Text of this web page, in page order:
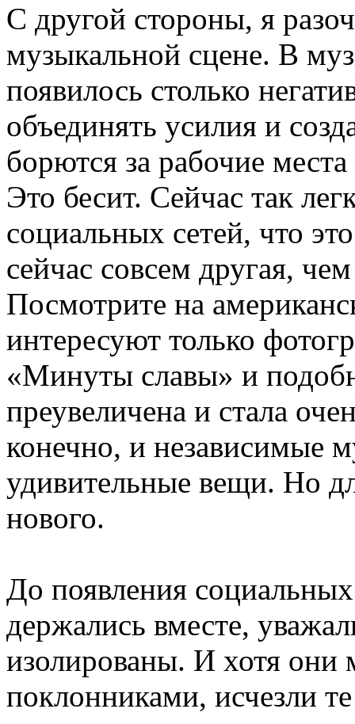
С другой стороны, я
музыкальной сцене. В
появилось столько
объединять усилия и
борются за рабочие
Это бесит. Сейчас так
социальных сетей, что
сейчас совсем другая,
Посмотрите на
интересуют только
«Минуты славы» и
преувеличена и стала
конечно, и независимые
удивительные вещи. Но
нового.
До появления
держались вместе,
изолированы. И хотя они
поклонниками, исчезли